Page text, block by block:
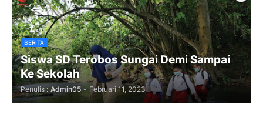
BERITA
Siswa SD Terobos Sungai Demi Sampai
Ke Sekolah
Penulis : Admin05 - Februari 11, 2023